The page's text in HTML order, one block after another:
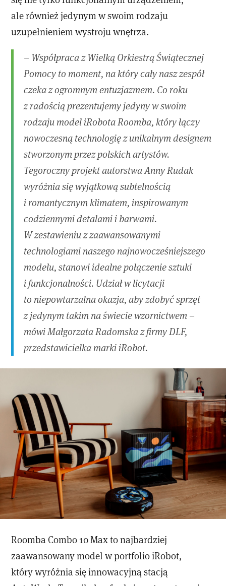
ale również jedynym w swoim rodzaju
uzupełnieniem wystroju wnętrza.
– Współpraca z Wielką Orkiestrą Świątecznej
Pomocy to moment, na który cały nasz zespół
czeka z ogromnym entuzjazmem. Co roku
z radością prezentujemy jedyny w swoim
rodzaju model iRobota Roomba, który łączy
nowoczesną technologię z unikalnym designem
stworzonym przez polskich artystów.
Tegoroczny projekt autorstwa Anny Rudak
wyróżnia się wyjątkową subtelnością
i romantycznym klimatem, inspirowanym
codziennymi detalami i barwami.
W zestawieniu z zaawansowanymi
technologiami naszego najnowocześniejszego
modelu, stanowi idealne połączenie sztuki
i funkcjonalności. Udział w licytacji
to niepowtarzalna okazja, aby zdobyć sprzęt
z jedynym takim na świecie wzornictwem –
mówi Małgorzata Radomska z firmy DLF,
przedstawicielka marki iRobot.
Roomba Combo 10 Max to najbardziej
zaawansowany model w portfolio iRobot,
który wyróżnia się innowacyjną stacją